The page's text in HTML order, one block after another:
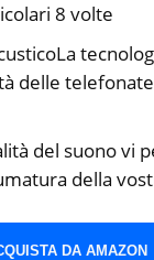
8 volte
delle
del suono vi
della
DA AMAZON